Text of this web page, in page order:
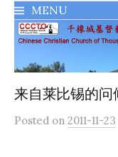
MENU
来自莱比锡的问
Posted on 2011-11-23